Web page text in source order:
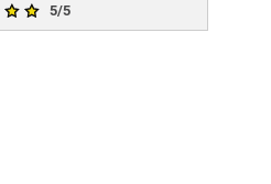
5/5